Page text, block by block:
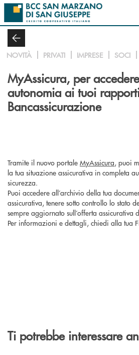
Salta al contenuto principale
NOVITÀ PRIVATI IMPRESE SOCI
MyAssicura, per
autonomia ai tuoi
Bancassicurazione
Tramite il nuovo portale MyAssicura, puoi
la tua situazione assicurativa in completa
sicurezza.
Puoi accedere all’archivio della tua
assicurativa, tenere sotto controllo lo stato
sempre aggiornato sull’offerta assicurativa
Per informazioni e dettagli, chiedi alla tua
Ti potrebbe interessare